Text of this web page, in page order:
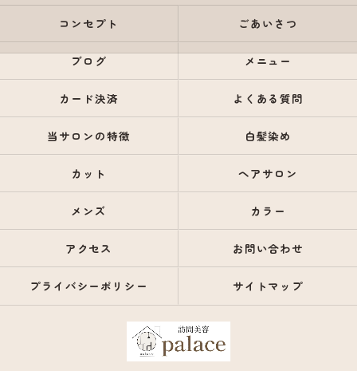
コンセプト ごあいさつ
ブログ メニュー
カード決済 よくある質問
当サロンの特徴 白髪染め
カット ヘアサロン
メンズ カラー
アクセス お問い合わせ
プライバシーポリシー サイトマップ